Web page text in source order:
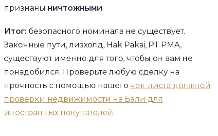
признаны ничтожными.
Итог: безопасного номинала не существует.
Законные пути, лизхолд, Hak Pakai, PT PMA,
существуют именно для того, чтобы он вам не
понадобился. Проверьте любую сделку на
прочность с помощью нашего чек-листа должной
проверки недвижимости на Бали для
иностранных покупателей.